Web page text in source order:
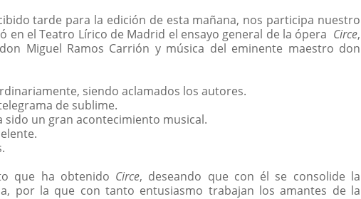
tarde para la edición de esta mañana, nos participa nuestro
en el Teatro Lírico de Madrid el ensayo general de la ópera Circe,
Miguel Ramos Carrión y música del eminente maestro don
siendo aclamados los autores.
de sublime.
sido un gran acontecimiento musical.
que ha obtenido Circe, deseando que con él se consolide la
por la que con tanto entusiasmo trabajan los amantes de la